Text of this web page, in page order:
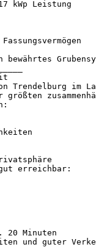
Trendelburg im
erreichbar:
und guter